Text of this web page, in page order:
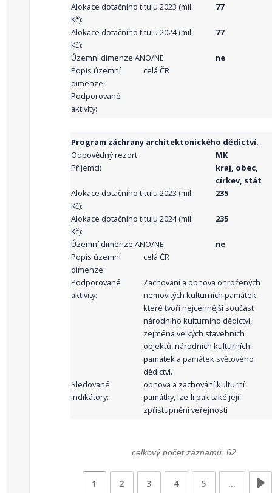
Alokace dotačního titulu 2023 (mil.
Kč):
77
Alokace dotačního titulu 2024 (mil.
Kč):
77
Územní dimenze ANO/NE:
ne
Popis územní
dimenze:
celá ČR
Podporované
aktivity:
Program záchrany architektonického dědictví.
Odpovědný rezort:
MK
Příjemci:
kraj, obec,
církev, stát
Alokace dotačního titulu 2023 (mil.
Kč):
235
Alokace dotačního titulu 2024 (mil.
Kč):
235
Územní dimenze ANO/NE:
ne
Popis územní
dimenze:
celá ČR
Podporované
aktivity:
Zachování a obnova ohrožených
nemovitých kulturních památek,
které tvoří nejcennější součást
národního kulturního dědictví,
zejména velkých stavebních
objektů, národních kulturních
památek a památek světového
dědictví.
Sledované
indikátory:
obnova a zachování kulturní
památky, lze-li pak také její
zpřístupnění veřejnosti
celkový počet záznamů: 62
1 2 3 4 5 …